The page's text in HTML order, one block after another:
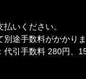
いください。
別途手数料がかかり
代引手数料 280円、